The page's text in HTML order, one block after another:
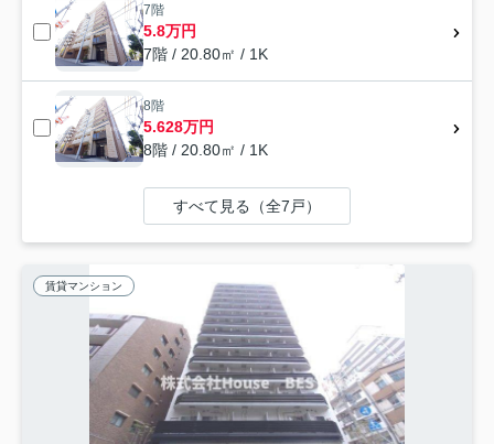
7階
5.8万円
7階 / 20.80㎡ / 1K
8階
5.628万円
8階 / 20.80㎡ / 1K
すべて見る（全7戸）
賃貸マンション